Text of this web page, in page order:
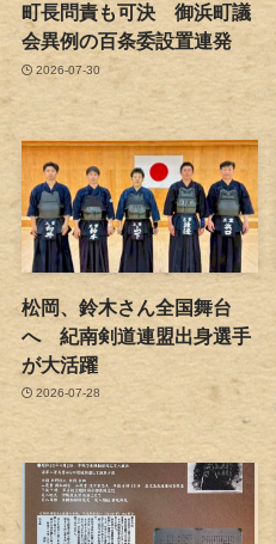
町長問責も可決 御浜町議
会異例の百条委設置連発
2026-07-30
松岡、鈴木さん全国舞台
へ 紀南剣道連盟出身選手
が大活躍
2026-07-28